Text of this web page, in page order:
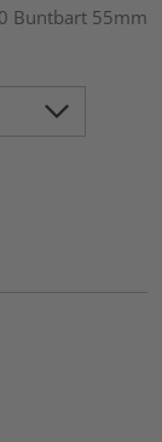
Buntbart 55mm